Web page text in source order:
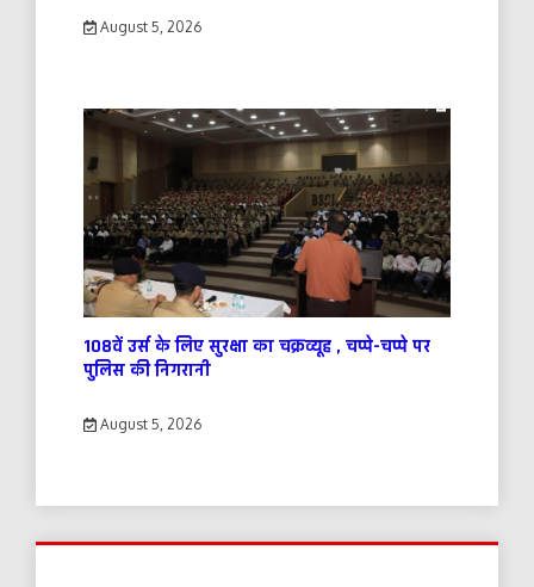
August 5, 2026
108वें उर्स के लिए सुरक्षा का चक्रव्यूह , चप्पे-चप्पे पर
पुलिस की निगरानी
August 5, 2026